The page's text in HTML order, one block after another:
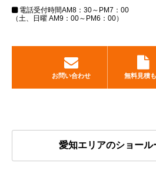
電話受付時間AM8：30～PM7：00
（土、日曜 AM9：00～PM6：00）
お問い合わせ 無料見積
愛知エリアのショール